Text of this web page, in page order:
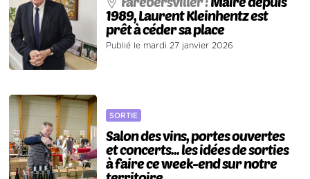
1989, Laurent Kleinhentz est
prêt à céder sa place
Publié le mardi 27 janvier 2026
SORTIE
Salon des vins, portes ouvertes
et concerts... les idées de sorties
à faire ce week-end sur notre